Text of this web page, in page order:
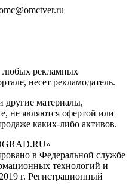
любых рекламных
несет рекламодатель.
другие материалы,
не являются офертой или
каких-либо активов.
в Федеральной службе
технологий и
г. Регистрационный